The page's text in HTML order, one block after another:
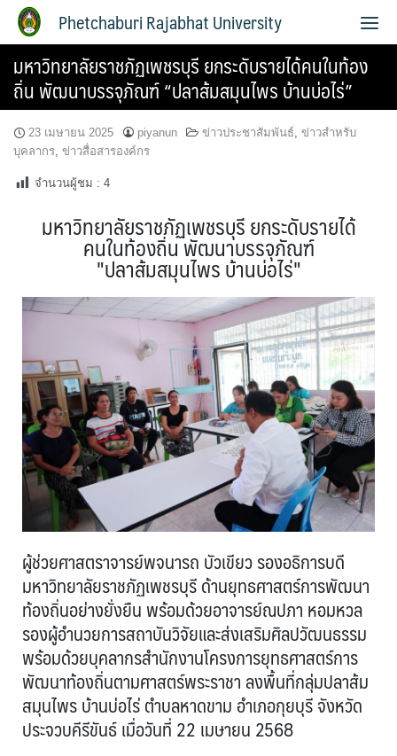
Phetchaburi Rajabhat University
มหาวิทยาลัยราชภัฏเพชรบุรี ยกระดับรายได้คนในท้อง
ถิ่น พัฒนาบรรจุภัณฑ์ “ปลาส้มสมุนไพร บ้านบ่อไร่”
23 เมษายน 2025 piyanun ข่าวประชาสัมพันธ์, ข่าวสำหรับ
บุคลากร, ข่าวสื่อสารองค์กร
จำนวนผู้ชม : 4
มหาวิทยาลัยราชภัฏเพชรบุรี ยกระดับรายได้
คนในท้องถิ่น พัฒนาบรรจุภัณฑ์
"ปลาส้มสมุนไพร บ้านบ่อไร่"
ผู้ช่วยศาสตราจารย์พจนารถ บัวเขียว รองอธิการบดี
มหาวิทยาลัยราชภัฏเพชรบุรี ด้านยุทธศาสตร์การพัฒนา
ท้องถิ่นอย่างยั่งยืน พร้อมด้วยอาจารย์ณปภา หอมหวล
รองผู้อำนวยการสถาบันวิจัยและส่งเสริมศิลปวัฒนธรรม
พร้อมด้วยบุคลากรสำนักงานโครงการยุทธศาสตร์การ
พัฒนาท้องถิ่นตามศาสตร์พระราชา ลงพื้นที่กลุ่มปลาส้ม
สมุนไพร บ้านบ่อไร่ ตำบลหาดขาม อำเภอกุยบุรี จังหวัด
ประจวบคีรีขันธ์ เมื่อวันที่ 22 เมษายน 2568